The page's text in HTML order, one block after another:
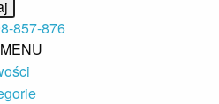
857-876
MENU